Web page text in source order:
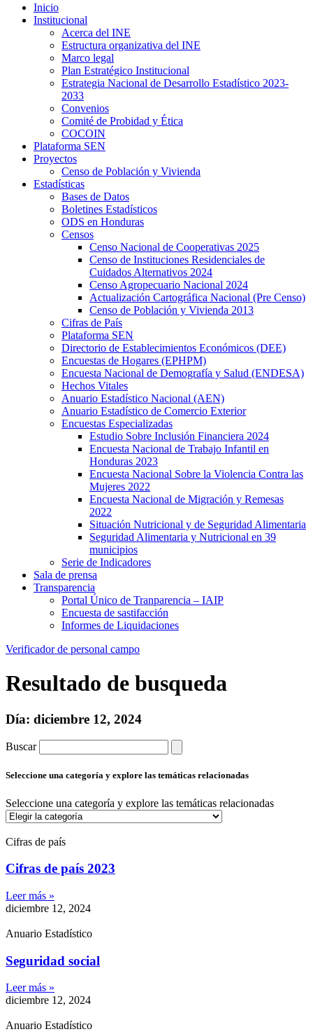
Inicio
Institucional
Acerca del INE
Estructura organizativa del INE
Marco legal
Plan Estratégico Institucional
Estrategia Nacional de Desarrollo Estadístico 2023-
2033
Convenios
Comité de Probidad y Ética
COCOIN
Plataforma SEN
Proyectos
Censo de Población y Vivienda
Estadísticas
Bases de Datos
Boletines Estadísticos
ODS en Honduras
Censos
Censo Nacional de Cooperativas 2025
Censo de Instituciones Residenciales de
Cuidados Alternativos 2024
Censo Agropecuario Nacional 2024
Actualización Cartográfica Nacional (Pre Censo)
Censo de Población y Vivienda 2013
Cifras de País
Plataforma SEN
Directorio de Establecimientos Económicos (DEE)
Encuestas de Hogares (EPHPM)
Encuesta Nacional de Demografía y Salud (ENDESA)
Hechos Vitales
Anuario Estadístico Nacional (AEN)
Anuario Estadístico de Comercio Exterior
Encuestas Especializadas
Estudio Sobre Inclusión Financiera 2024
Encuesta Nacional de Trabajo Infantil en
Honduras 2023
Encuesta Nacional Sobre la Violencia Contra las
Mujeres 2022
Encuesta Nacional de Migración y Remesas
2022
Situación Nutricional y de Seguridad Alimentaria
Seguridad Alimentaria y Nutricional en 39
municipios
Serie de Indicadores
Sala de prensa
Transparencia
Portal Único de Tranparencia – IAIP
Encuesta de sastifacción
Informes de Liquidaciones
Verificador de personal campo
Resultado de busqueda
Día: diciembre 12, 2024
Buscar
Seleccione una categoría y explore las temáticas relacionadas
Seleccione una categoría y explore las temáticas relacionadas
Cifras de país
Cifras de país 2023
Leer más »
diciembre 12, 2024
Anuario Estadístico
Seguridad social
Leer más »
diciembre 12, 2024
Anuario Estadístico